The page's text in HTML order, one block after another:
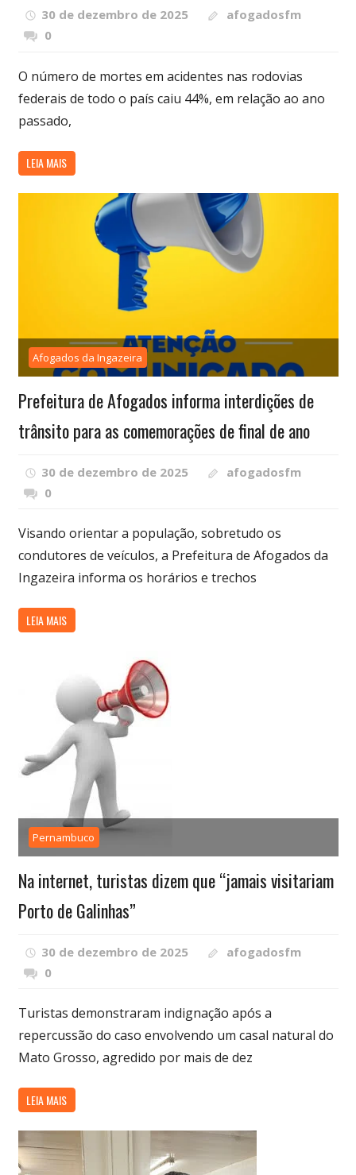
30 de dezembro de 2025
afogadosfm
0
O número de mortes em acidentes nas rodovias
federais de todo o país caiu 44%, em relação ao ano
passado,
LEIA MAIS
Afogados da Ingazeira
Prefeitura de Afogados informa interdições de
trânsito para as comemorações de final de ano
30 de dezembro de 2025
afogadosfm
0
Visando orientar a população, sobretudo os
condutores de veículos, a Prefeitura de Afogados da
Ingazeira informa os horários e trechos
LEIA MAIS
Pernambuco
Na internet, turistas dizem que “jamais visitariam
Porto de Galinhas”
30 de dezembro de 2025
afogadosfm
0
Turistas demonstraram indignação após a
repercussão do caso envolvendo um casal natural do
Mato Grosso, agredido por mais de dez
LEIA MAIS